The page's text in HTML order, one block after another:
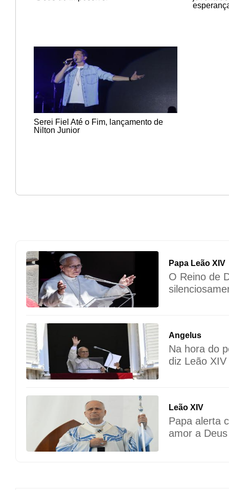
Serei Fiel Até o Fim, lançamento de
Nilton Junior
Papa Leão XIV
O Reino de
Angelus
Na hora do
diz Leão XIV
Leão XIV
Papa alerta
amor a